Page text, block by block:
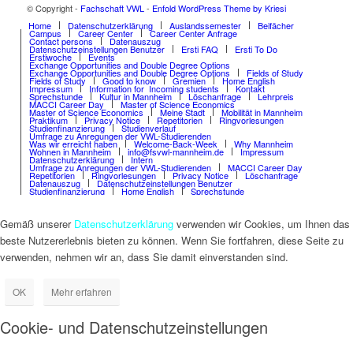
© Copyright - Fachschaft VWL - Enfold WordPress Theme by Kriesi
Home
Datenschutzerklärung Auslandssemester Beifächer
Campus Career Center Career Center Anfrage
Contact persons Datenauszug
Datenschutzeinstellungen Benutzer Ersti FAQ Ersti To Do
Erstiwoche Events
Exchange Opportunities and Double Degree Options
Exchange Opportunities and Double Degree Options Fields of Study
Fields of Study Good to know Gremien Home English
Impressum Information for Incoming students Kontakt
Sprechstunde Kultur in Mannheim Löschanfrage Lehrpreis
MACCI Career Day Master of Science Economics
Master of Science Economics Meine Stadt Mobilität in Mannheim
Praktikum Privacy Notice Repetitorien Ringvorlesungen
Studienfinanzierung Studienverlauf
Umfrage zu Anregungen der VWL-Studierenden
Was wir erreicht haben Welcome-Back-Week Why Mannheim
Wohnen in Mannheim info@fsvwl-mannheim.de Impressum
Datenschutzerklärung Intern
Umfrage zu Anregungen der VWL-Studierenden MACCI Career Day
Repetitorien Ringvorlesungen Privacy Notice Löschanfrage
Datenauszug Datenschutzeinstellungen Benutzer
Studienfinanzierung Home English Sprechstunde
Gemäß unserer Datenschutzerklärung verwenden wir Cookies, um Ihnen das
beste Nutzererlebnis bieten zu können. Wenn Sie fortfahren, diese Seite zu
verwenden, nehmen wir an, dass Sie damit einverstanden sind.
OK Mehr erfahren
Cookie- und Datenschutzeinstellungen